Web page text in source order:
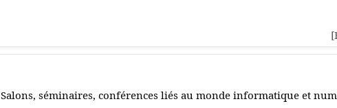
Salons, séminaires, conférences liés au monde informatique et